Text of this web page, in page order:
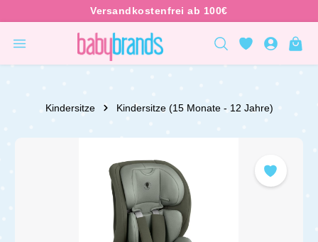
Kindersitze Kindersitze (15 Monate - 12 Jahre)